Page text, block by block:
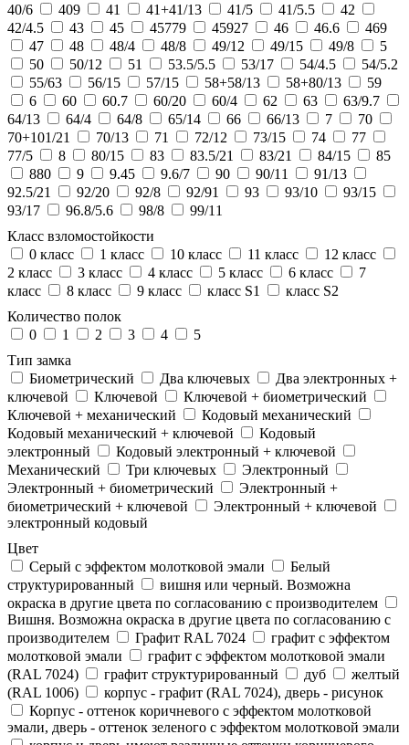
40/6
409 41 41+41/13 41/5 41/5.5
42
42/4.5
43 45 45779 45927 46 46.6
469
47
48 48/4 48/8 49/12 49/15 49/8
5
50
50/12 51 53.5/5.5 53/17 54/4.5
54/5.2
55/63
56/15 57/15 58+58/13 58+80/13
59
6
60 60.7 60/20 60/4 62 63
63/9.7
64/13
64/4 64/8 65/14 66 66/13 7
70
70+101/21
70/13 71 72/12 73/15 74
77
77/5
8 80/15 83 83.5/21 83/21 84/15
85
880
9 9.45 9.6/7 90 90/11
91/13
92.5/21
92/20 92/8 92/91 93 93/10
93/15
93/17
96.8/5.6 98/8
99/11
Класс взломостойкости
0 класс
1 класс 10 класс 11 класс
12 класс
2 класс
3 класс 4 класс 5 класс 6 класс
7
класс
8 класс 9 класс класс S1
класс S2
Количество полок
0
1 2 3 4
5
Тип замка
Биометрический
Два ключевых
Два электронныx +
ключевой
Ключевой
Ключевой + биометрический
Ключевой + механический
Кодовый механический
Кодовый механический + ключевой
Кодовый
электронный
Кодовый электронный + ключевой
Механический
Три ключевых
Электронный
Электронный + биометрический
Электронный +
биометрический + ключевой
Электронный + ключевой
электронный кодовый
Цвет
Cерый с эффектом молотковой эмали
Белый
структурированный
вишня или черный. Возможна
окраска в другие цвета по согласованию с производителем
Вишня. Возможна окраска в другие цвета по согласованию с
производителем
Графит RAL 7024
графит с эффектом
молотковой эмали
графит с эффектом молотковой эмали
(RAL 7024)
графит структурированный дуб
желтый
(RAL 1006)
корпус - графит (RAL 7024), дверь - рисунок
Корпус - оттенок коричневого с эффектом молотковой
эмали, дверь - оттенок зеленого с эффектом молотковой эмали